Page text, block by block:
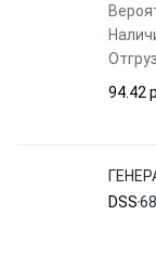
94.42 p.
DSS